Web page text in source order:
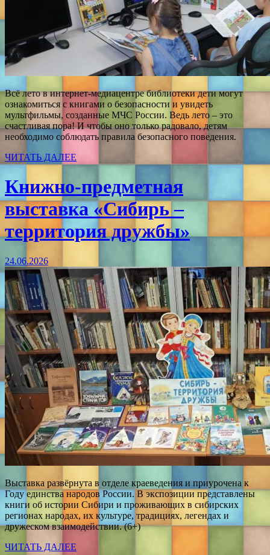
Всё лето в интернет-медиацентре библиотеки дети могут
ознакомиться с книгами о безопасности и увидеть
мультфильмы, созданные МЧС России. Ведь лето – это
счастливая пора! И чтобы оно только радовало, детям
необходимо соблюдать правила безопасного поведения.
ЧИТАТЬ ДАЛЕЕ
Книжно-предметная
выставка «Сибирь –
территория дружбы»
24.06.2026
Выставка развёрнута в отделе краеведения и приурочена к
Году единства народов России. В экспозиции представлены
книги об истории Сибири и проживающих в сибирских
регионах народах, их культуре, традициях, легендах и
дружеском взаимодействии. (6+)
ЧИТАТЬ ДАЛЕЕ